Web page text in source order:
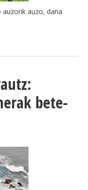
auzo, dana
bete-